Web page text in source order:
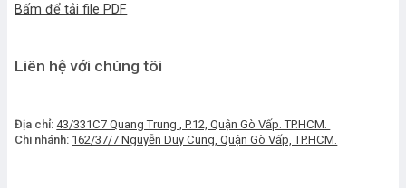
Bấm để tải file PDF
Liên hệ với chúng tôi
Địa chỉ: 43/331C7 Quang Trung , P.12, Quận Gò Vấp. TP.HCM.
Chi nhánh: 162/37/7 Nguyễn Duy Cung, Quận Gò Vấp, TP.HCM.